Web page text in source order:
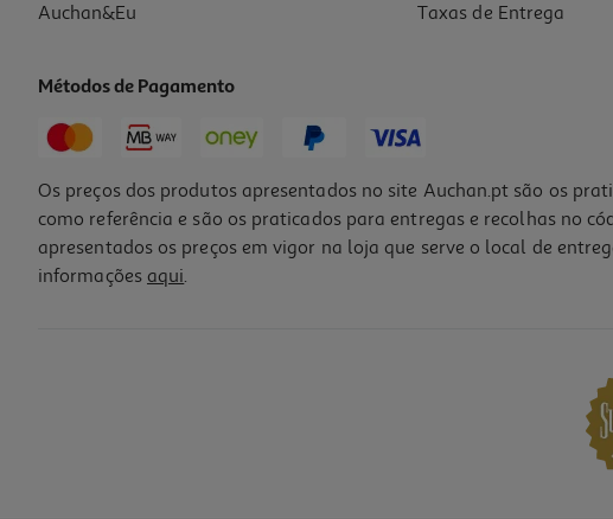
Auchan&Eu
Taxas de Entrega
Métodos de Pagamento
Os preços dos produtos apresentados no site Auchan.pt são os
como referência e são os praticados para entregas e recolhas no
apresentados os preços em vigor na loja que serve o local de
informações aqui.